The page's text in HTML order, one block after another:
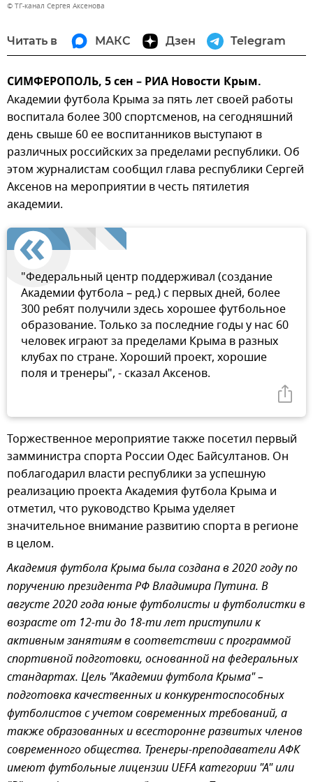
© ТГ-канал Сергея Аксенова
Читать в МАКС Дзен Telegram
СИМФЕРОПОЛЬ, 5 сен – РИА Новости Крым.
Академии футбола Крыма за пять лет своей работы
воспитала более 300 спортсменов, на сегодняшний
день свыше 60 ее воспитанников выступают в
различных российских за пределами республики. Об
этом журналистам сообщил глава республики Сергей
Аксенов на мероприятии в честь пятилетия
академии.
"Федеральный центр поддерживал (создание
Академии футбола – ред.) с первых дней, более
300 ребят получили здесь хорошее футбольное
образование. Только за последние годы у нас 60
человек играют за пределами Крыма в разных
клубах по стране. Хороший проект, хорошие
поля и тренеры", - сказал Аксенов.
Торжественное мероприятие также посетил первый
замминистра спорта России Одес Байсултанов. Он
поблагодарил власти республики за успешную
реализацию проекта Академия футбола Крыма и
отметил, что руководство Крыма уделяет
значительное внимание развитию спорта в регионе
в целом.
Академия футбола Крыма была создана в 2020 году по
поручению президента РФ Владимира Путина. В
августе 2020 года юные футболисты и футболистки в
возрасте от 12-ти до 18-ти лет приступили к
активным занятиям в соответствии с программой
спортивной подготовки, основанной на федеральных
стандартах. Цель "Академии футбола Крыма" –
подготовка качественных и конкурентоспособных
футболистов с учетом современных требований, а
также образованных и всесторонне развитых членов
современного общества. Тренеры-преподаватели АФК
имеют футбольные лицензии UEFA категории "А" или